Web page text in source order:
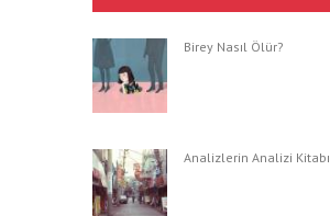
Birey Nasıl Ölür?
Analizlerin Analizi Kitabı